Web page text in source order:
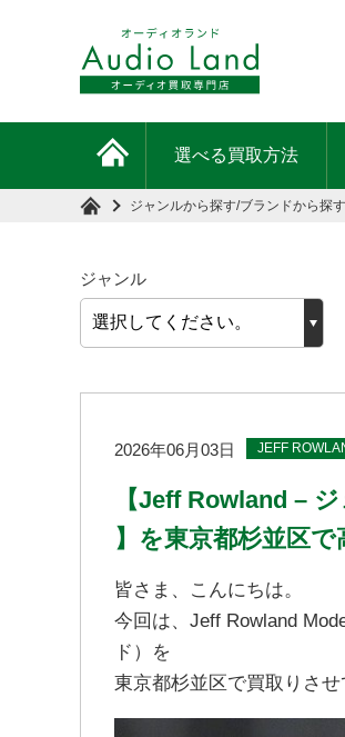
選べる買取方法
ジャンルから探す/ブランドから探す
ジャンル
2026年06月03日 JEFF
【Jeff Rowland –
】を東京都杉並区
皆さま、こんにちは。
今回は、Jeff Rowland
ド）を
東京都杉並区で買取りさ